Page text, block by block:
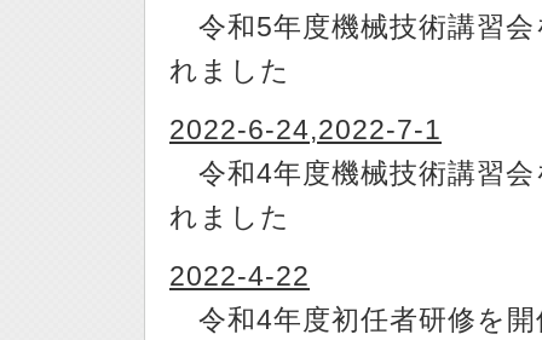
令和5年度機械技術講習
れました
2022-6-24,2022-7-1
令和4年度機械技術講習
れました
2022-4-22
令和4年度初任者研修を